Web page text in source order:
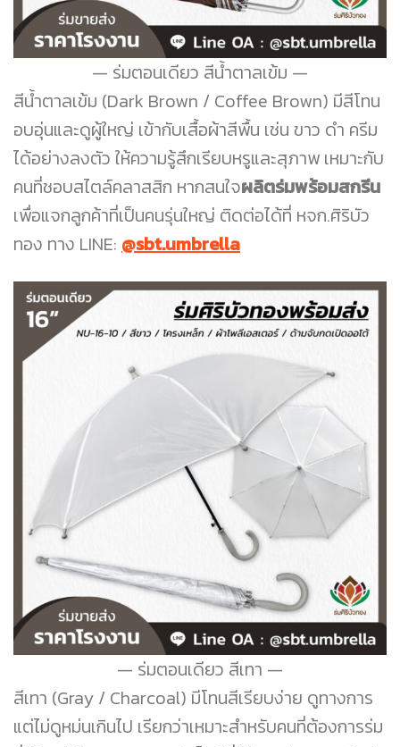
ร่มตอนเดียว สีน้ำตาลเข้ม
สีน้ำตาลเข้ม (Dark Brown / Coffee Brown) มีสีโทน
อบอุ่นและดูผู้ใหญ่ เข้ากับเสื้อผ้าสีพื้น เช่น ขาว ดำ ครีม
ได้อย่างลงตัว ให้ความรู้สึกเรียบหรูและสุภาพ เหมาะกับ
คนที่ชอบสไตล์คลาสสิก หากสนใจผลิตร่มพร้อมสกรีน
เพื่อแจกลูกค้าที่เป็นคนรุ่นใหญ่ ติดต่อได้ที่ หจก.ศิริบัว
ทอง ทาง LINE: @sbt.umbrella
ร่มตอนเดียว สีเทา
สีเทา (Gray / Charcoal) มีโทนสีเรียบง่าย ดูทางการ
แต่ไม่ดูหม่นเกินไป เรียกว่าเหมาะสำหรับคนที่ต้องการร่ม